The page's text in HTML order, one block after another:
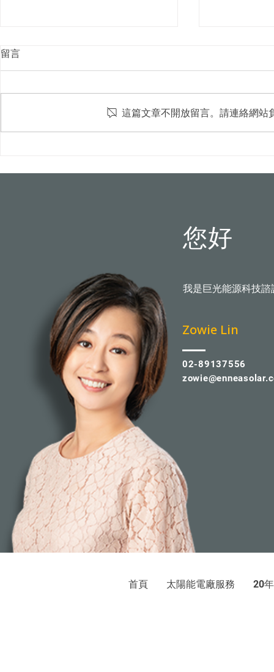
留言
這篇文章不開放留言。請連絡網站
您好
​Zowie Lin
02-89137556
我是巨光能源科技諮
首頁 太陽能電廠服務 20